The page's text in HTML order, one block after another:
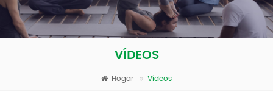
VÍDEOS
Hogar Vídeos